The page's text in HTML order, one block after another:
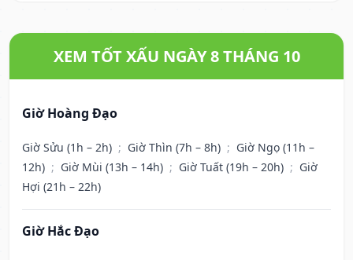
XEM TỐT XẤU NGÀY 8 THÁNG 10
Giờ Hoàng Đạo
Giờ Sửu (1h – 2h) ; Giờ Thìn (7h – 8h) ; Giờ Ngọ (11h –
12h) ; Giờ Mùi (13h – 14h) ; Giờ Tuất (19h – 20h) ; Giờ
Hợi (21h – 22h)
Giờ Hắc Đạo